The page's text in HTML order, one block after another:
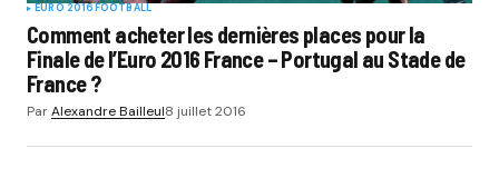
EURO 2016FOOTBALL
Comment acheter les dernières places pour la
Finale de l’Euro 2016 France – Portugal au Stade de
France ?
ParAlexandre Bailleul8 juillet 2016